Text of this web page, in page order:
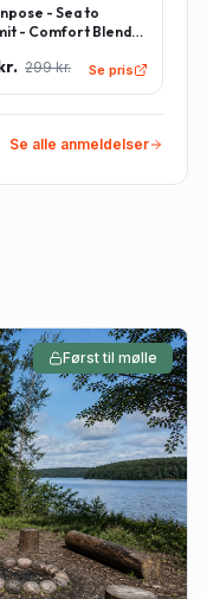
- Sea to
- Comfort Blend
- Lyseblå
299 kr. Se pris
Se alle anmeldelser
Først til mølle